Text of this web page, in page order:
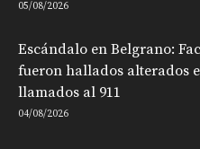
05/08/2026
Escándalo en Belgrano:
fueron hallados alterados
llamados al 911
04/08/2026